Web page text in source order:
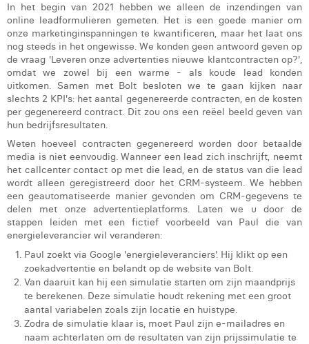
In het begin van 2021 hebben we alleen de inzendingen van
online leadformulieren gemeten. Het is een goede manier om
onze marketinginspanningen te kwantificeren, maar het laat ons
nog steeds in het ongewisse. We konden geen antwoord geven op
de vraag 'Leveren onze advertenties nieuwe klantcontracten op?',
omdat we zowel bij een warme - als koude lead konden
uitkomen. Samen met Bolt besloten we te gaan kijken naar
slechts 2 KPI's: het aantal gegenereerde contracten, en de kosten
per gegenereerd contract. Dit zou ons een reëel beeld geven van
hun bedrijfsresultaten.
Weten hoeveel contracten gegenereerd worden door betaalde
media is niet eenvoudig. Wanneer een lead zich inschrijft, neemt
het callcenter contact op met die lead, en de status van die lead
wordt alleen geregistreerd door het CRM-systeem. We hebben
een geautomatiseerde manier gevonden om CRM-gegevens te
delen met onze advertentieplatforms. Laten we u door de
stappen leiden met een fictief voorbeeld van Paul die van
energieleverancier wil veranderen:
Paul zoekt via Google 'energieleveranciers'. Hij klikt op een
zoekadvertentie en belandt op de website van Bolt.
Van daaruit kan hij een simulatie starten om zijn maandprijs
te berekenen. Deze simulatie houdt rekening met een groot
aantal variabelen zoals zijn locatie en huistype.
Zodra de simulatie klaar is, moet Paul zijn e-mailadres en
naam achterlaten om de resultaten van zijn prijssimulatie te